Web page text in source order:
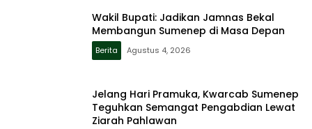
Wakil Bupati: Jadikan Jamnas Bekal
Membangun Sumenep di Masa Depan
Berita Agustus 4, 2026
Jelang Hari Pramuka, Kwarcab Sumenep
Teguhkan Semangat Pengabdian Lewat
Ziarah Pahlawan